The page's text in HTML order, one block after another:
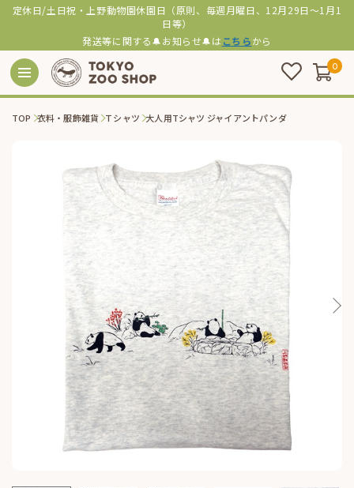
定休日/土日祝・上野動物園休園日（原則、毎週月曜日、12月29日～1月1
日等）
発送等に関する🔔お知らせ🔔は こちらから
0
TOP 衣料・服飾雑貨 Ｔシャツ 大人用Tシャツ ジャイアントパンダ